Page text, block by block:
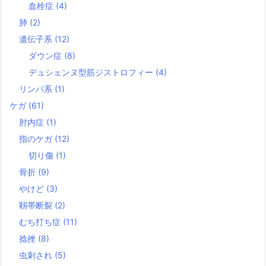
血栓症 (4)
肺 (2)
遺伝子系 (12)
ダウン症 (8)
デュシェンヌ型筋ジストロフィー (4)
リンパ系 (1)
ケガ (61)
肘内症 (1)
指のケガ (12)
切り傷 (1)
骨折 (9)
やけど (3)
靱帯断裂 (2)
むち打ち症 (11)
捻挫 (8)
虫刺され (5)